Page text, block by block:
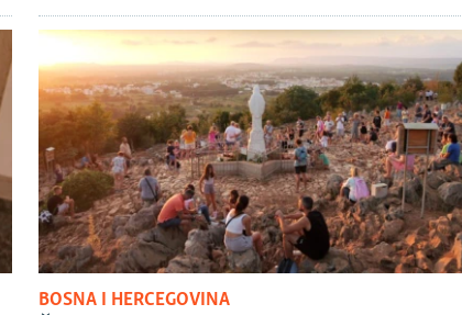
BOSNA I HERCEGOVINA